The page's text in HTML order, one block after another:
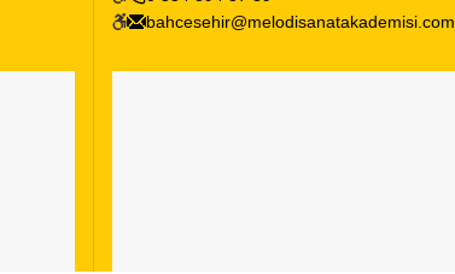
bahcesehir@melodisanatakademisi.com